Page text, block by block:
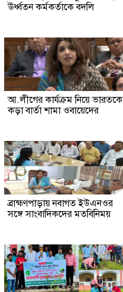
ঊর্ধ্বতন কর্মকর্তাকে বদলি
আ.লীগের কার্যক্রম নিয়ে ভারতকে
কড়া বার্তা শামা ওবায়েদের
ব্রাহ্মণপাড়ায় নবাগত ইউএনওর
সঙ্গে সাংবাদিকদের মতবিনিময়